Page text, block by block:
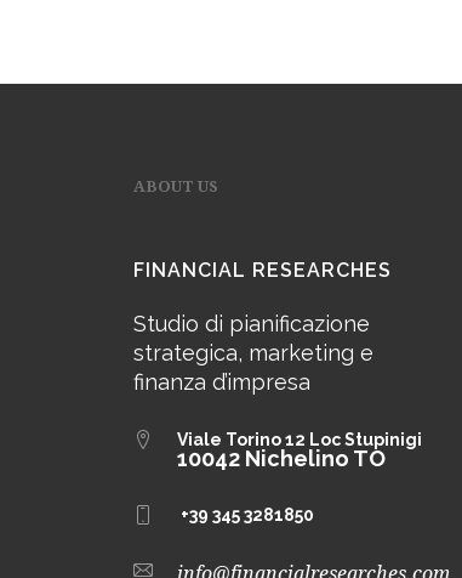
ABOUT US
FINANCIAL RESEARCHES
Studio di pianificazione
strategica, marketing e
finanza d’impresa
Viale Torino 12 Loc Stupinigi
10042 Nichelino TO
+39 345 3281850